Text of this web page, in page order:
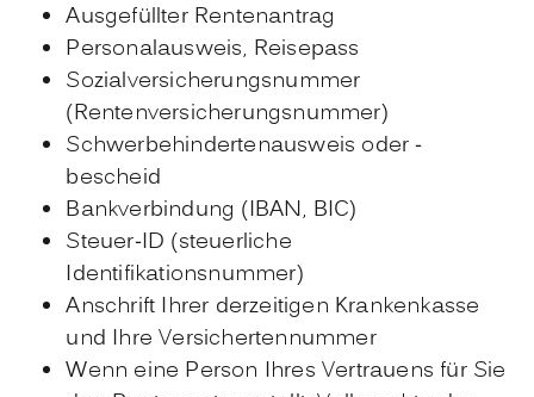
Ausgefüllter Rentenantrag
Personalausweis, Reisepass
Sozialversicherungsnummer
(Rentenversicherungsnummer)
Schwerbehindertenausweis oder -
bescheid
Bankverbindung (IBAN, BIC)
Steuer-ID (steuerliche
Identifikationsnummer)
Anschrift Ihrer derzeitigen Krankenkasse
und Ihre Versichertennummer
Wenn eine Person Ihres Vertrauens für Sie